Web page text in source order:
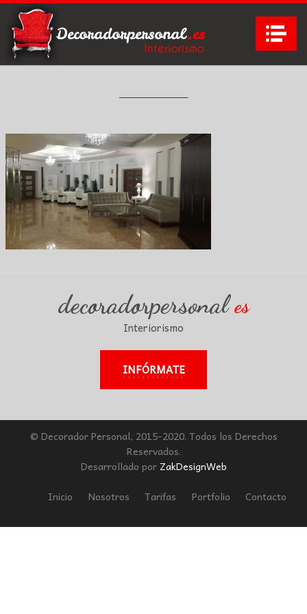
decoradorpersonales
Interiorismo
INFÓRMATE
© Decorador Personal, 2015-2020. Todos los Derechos
Reservados.
Desarrollado por ZakDesignWeb
Inicio Nosotros Tarifas Portfolio Contacto